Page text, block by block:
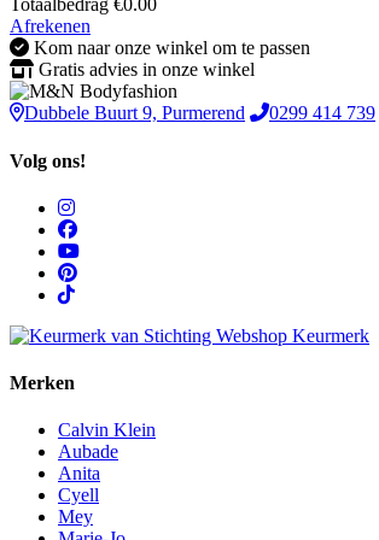
Totaalbedrag €0.00
Afrekenen
Kom naar onze winkel om te passen
Gratis advies in onze winkel
Dubbele Buurt 9, Purmerend 0299 414 739
Volg ons!
Merken
Calvin Klein
Aubade
Anita
Cyell
Mey